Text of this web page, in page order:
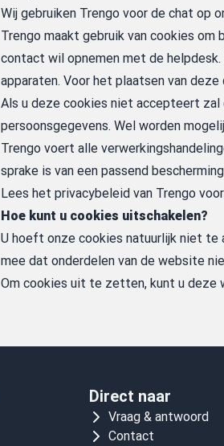
Wij gebruiken Trengo voor de chat op
Trengo maakt gebruik van cookies om
contact wil opnemen met de
apparaten. Voor het plaatsen van
Als u deze cookies niet accepteert
persoonsgegevens. Wel worden
Trengo voert alle
sprake is van een passend
Lees het privacybeleid van Trengo
Hoe kunt u cookies uitschakelen?
U hoeft onze cookies natuurlijk niet te
mee dat onderdelen van de website
Om cookies uit te zetten, kunt u deze
Direct naar
Vraag & antwoord
Contact